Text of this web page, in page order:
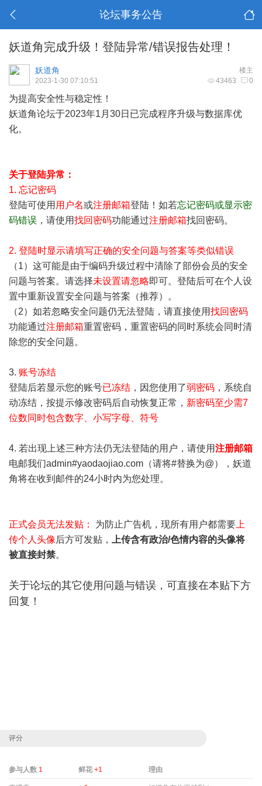
论坛事务公告
妖道角完成升级！登陆异常/错误报告处理！
楼主
妖道角
43463 0
2023-1-30 07:10:51
为提高安全性与稳定性！
妖道角论坛于2023年1月30日已完成程序升级与数据库优
化。
关于登陆异常：
1. 忘记密码
登陆可使用 用户名或注册邮箱登陆！如若忘记密码或显示密
码错误 ，请使用找回密码功能通过注册邮箱找回密码。
2. 登陆时显示请填写正确的安全问题与答案等类似错误
（1）这可能是由于编码升级过程中清除了部份会员的安全
问题与答案。请选择未设置请忽略即可。登陆后可在个人设
置中重新设置安全问题与答案（推荐）。
（2）如若忽略安全问题仍无法登陆，请直接使用找回密码
功能通过注册邮箱重置密码，重置密码的同时系统会同时清
除您的安全问题。
3. 账号冻结
登陆后若显示您的账号已冻结 ，因您使用了弱密码 ，系统自
动冻结，按提示修改密码后自动恢复正常， 新密码至少需7
位数同时包含数字、小写字母、符号
4. 若出现上述三种方法仍无法登陆的用户，请使用注册邮箱
电邮我们admin#yaodaojiao.com（请将#替换为@），妖道
角将在收到邮件的24小时内为您处理。
正式会员无法发贴： 为防止广告机，现所有用户都需要 上
传个人头像后方可发贴，
上传含有政治/色情内容的头像将
被直接封禁。
关于论坛的其它使用问题与错误，可直接在本贴下方
回复！
评分
参与人数 1 鲜花+1 理由